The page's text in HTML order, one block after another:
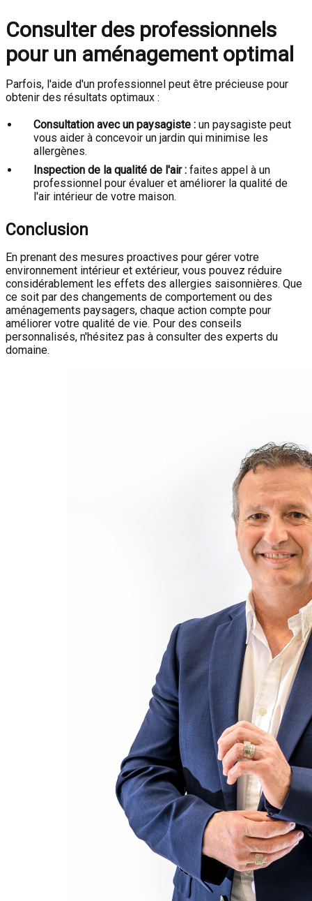
Consulter des professionnels
pour un aménagement optimal
Parfois, l'aide d'un professionnel peut être précieuse pour
obtenir des résultats optimaux :
Consultation avec un paysagiste : un paysagiste peut
vous aider à concevoir un jardin qui minimise les
allergènes.
Inspection de la qualité de l'air : faites appel à un
professionnel pour évaluer et améliorer la qualité de
l'air intérieur de votre maison.
Conclusion
En prenant des mesures proactives pour gérer votre
environnement intérieur et extérieur, vous pouvez réduire
considérablement les effets des allergies saisonnières. Que
ce soit par des changements de comportement ou des
aménagements paysagers, chaque action compte pour
améliorer votre qualité de vie. Pour des conseils
personnalisés, n'hésitez pas à consulter des experts du
domaine.